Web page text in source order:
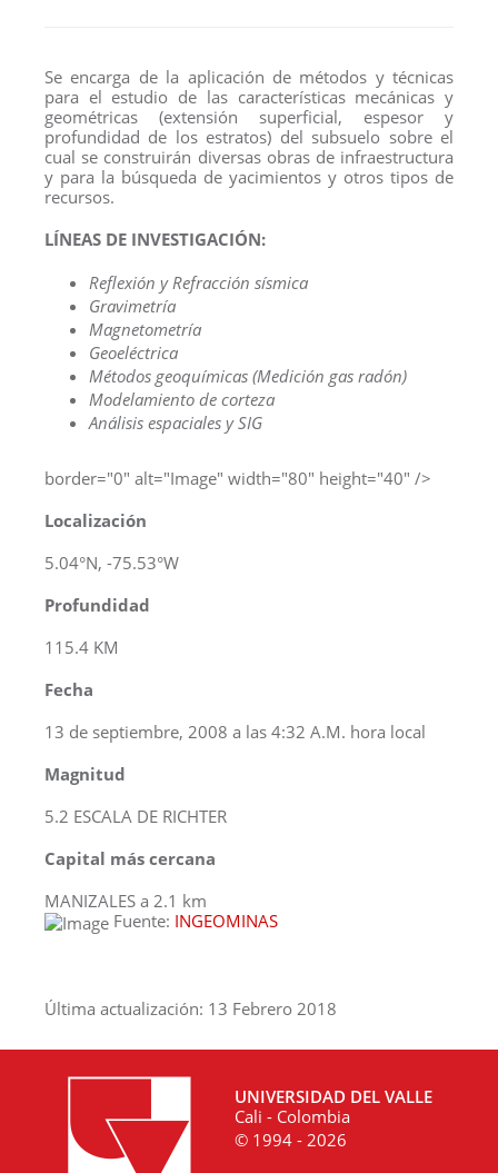
Se encarga de la aplicación de métodos y técnicas
para el estudio de las características mecánicas y
geométricas (extensión superficial, espesor y
profundidad de los estratos) del subsuelo sobre el
cual se construirán diversas obras de infraestructura
y para la búsqueda de yacimientos y otros tipos de
recursos.
LÍNEAS DE INVESTIGACIÓN:
Reflexión y Refracción sísmica
Gravimetría
Magnetometría
Geoeléctrica
Métodos geoquímicas (Medición gas radón)
Modelamiento de corteza
Análisis espaciales y SIG
border="0" alt="Image" width="80" height="40" />
Localización
5.04°N, -75.53°W
Profundidad
115.4 KM
Fecha
13 de septiembre, 2008 a las 4:32 A.M. hora local
Magnitud
5.2 ESCALA DE RICHTER
Capital más cercana
MANIZALES a 2.1 km
Fuente: INGEOMINAS
Última actualización: 13 Febrero 2018
UNIVERSIDAD DEL VALLE
Cali - Colombia
© 1994 - 2026